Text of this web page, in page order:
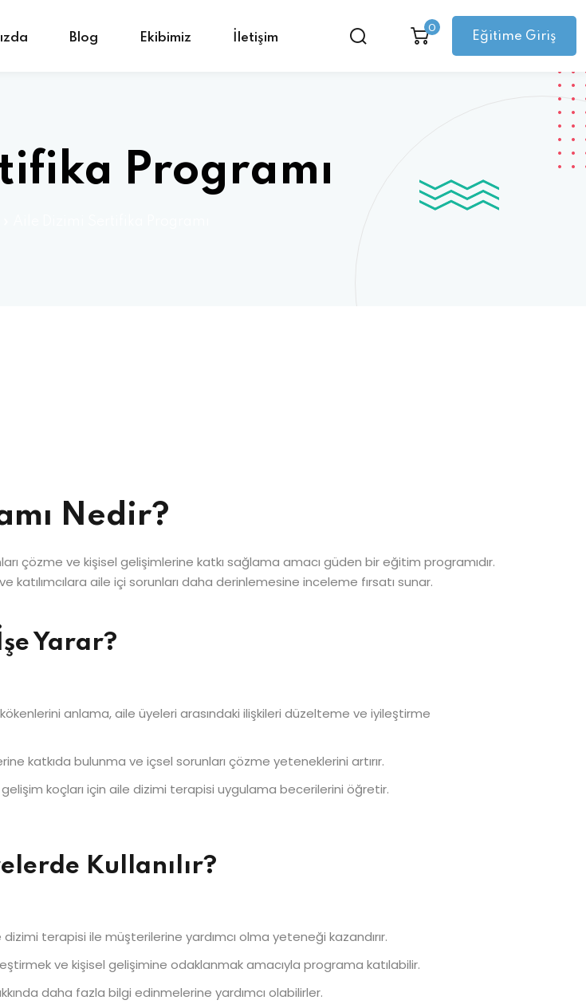
Blog Ekibimiz İletişim
0
Eğitime Giriş
Programı
Nedir?
çözme ve kişisel gelişimlerine katkı sağlama amacı güden bir eğitim programıdır.
aile içi sorunları daha derinlemesine inceleme fırsatı sunar.
Yarar?
kökenlerini anlama, aile üyeleri arasındaki ilişkileri düzelteme ve iyileştirme
katkıda bulunma ve içsel sorunları çözme yeteneklerini artırır.
koçları için aile dizimi terapisi uygulama becerilerini öğretir.
Kullanılır?
terapisi ile müşterilerine yardımcı olma yeteneği kazandırır.
ve kişisel gelişimine odaklanmak amacıyla programa katılabilir.
daha fazla bilgi edinmelerine yardımcı olabilirler.